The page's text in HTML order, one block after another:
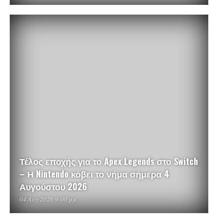
Τέλος εποχής για το Apex Legends στο Switch
– Η Nintendo κόβει το νήμα σήμερα 4
Αυγούστου 2026
04 Αυγ 2026 9:00 μμ